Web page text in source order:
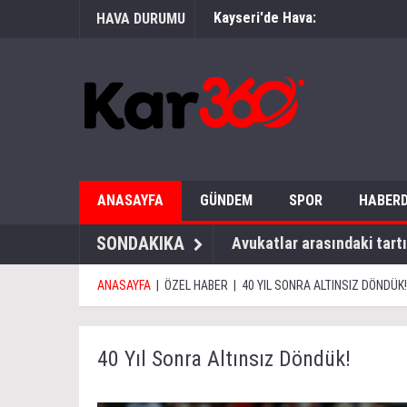
HAVA DURUMU Kayseri'de Hava:
ANASAYFA GÜNDEM SPOR
SONDAKIKA Oosterwolde’de kısmi
ANASAYFA ÖZEL HABER 40 YIL SONRA ALTINSIZ DÖNDÜK!
40 Yıl Sonra Altınsız Döndük!